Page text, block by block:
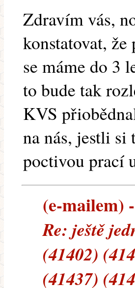
Zdravím vás,
konstatovat,
se máme do 3
to bude tak
KVS
na nás, jestli
poctivou prací
(e-mailem)
Re: ještě
(41402)
(41437)